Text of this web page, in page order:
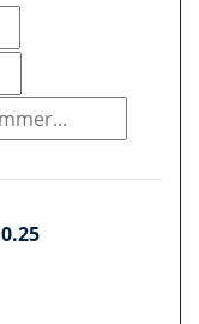
0.25